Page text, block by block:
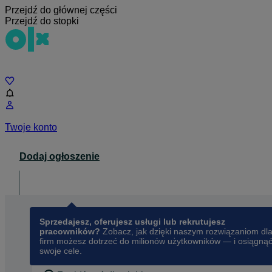
Przejdź do głównej części
Przejdź do stopki
Twoje konto
Dodaj ogłoszenie
Sprzedajesz, oferujesz usługi lub rekrutujesz
pracowników? Zobacz, jak dzięki naszym rozwiązaniom dla
firm możesz dotrzeć do milionów użytkowników — i osiągnąć
swoje cele.